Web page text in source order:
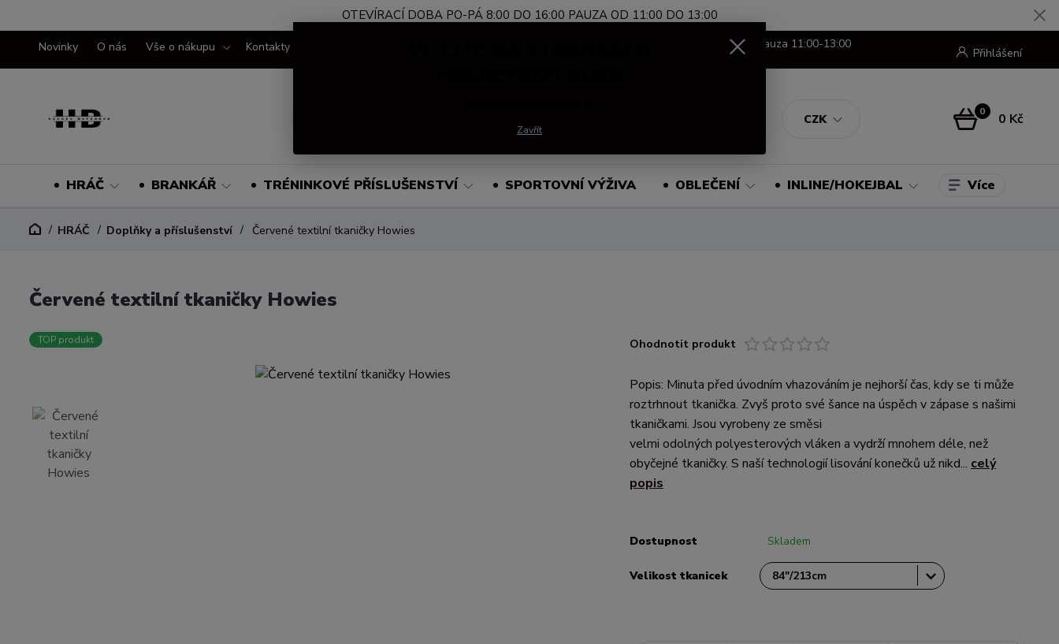
OTEVÍRACÍ DOBA PO-PÁ 8:00 DO 16:00 PAUZA OD 11:00 DO 13:00
Novinky O nás Vše o nákupu Kontakty
CZK
Přihlášení
Po-Pá, 8:00-16:00 pauza 11:00-13:00
0 0 Kč
HRÁČ BRANKÁŘ TRÉNINKOVÉ PŘÍSLUŠENSTVÍ SPORTOVNÍ VÝŽIVA OBLEČENÍ INLINE/HOKEJBAL Více
HRÁČ Doplňky a příslušenství Červené textilní tkaničky Howies
Červené textilní tkaničky Howies
TOP produkt Ohodnotit produkt
Popis: Minuta před úvodním vhazováním je nejhorší čas, kdy se ti může
roztrhnout tkanička. Zvyš proto své šance na úspěch v zápase s našimi
tkaničkami. Jsou vyrobeny ze směsi
velmi odolných polyesterových vláken a vydrží mnohem déle, než
obyčejné tkaničky. S naší technologií lisování konečků už nikd... celý
popis
Dostupnost Skladem
Velikost tkanicek
Zavřít